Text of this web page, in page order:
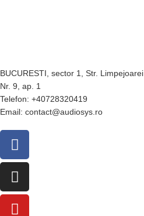
BUCURESTI, sector 1, Str. Limpejoarei
Nr. 9, ap. 1
Telefon: +40728320419
Email: contact@audiosys.ro